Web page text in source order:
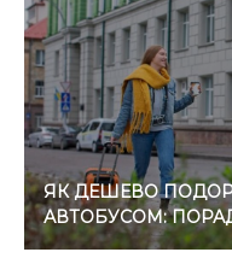
ЯК ДЕШЕВО
АВТОБУСОМ: